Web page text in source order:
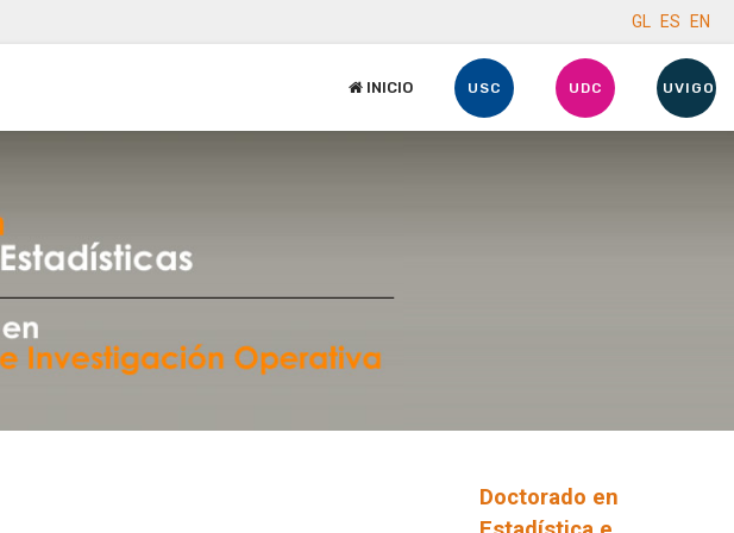
GL ES EN
INICIO USC UDC UVIGO
Doctorado en